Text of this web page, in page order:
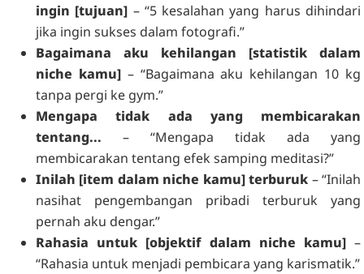
ingin [tujuan] – “5 kesalahan yang harus dihindari
jika ingin sukses dalam fotografi.”
Bagaimana aku kehilangan [statistik dalam
niche kamu]– “Bagaimana aku kehilangan 10 kg
tanpa pergi ke gym.”
Mengapa tidak ada yang membicarakan
tentang... – “Mengapa tidak ada yang
membicarakan tentang efek samping meditasi?”
Inilah [item dalam niche kamu] terburuk – “Inilah
nasihat pengembangan pribadi terburuk yang
pernah aku dengar.”
Rahasia untuk [objektif dalam niche kamu]–
“Rahasia untuk menjadi pembicara yang karismatik.”